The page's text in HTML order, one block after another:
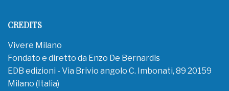
CREDITS
Vivere Milano
Fondato e diretto da Enzo De Bernardis
EDB edizioni - Via Brivio angolo C. Imbonati, 89 20159
Milano (Italia)